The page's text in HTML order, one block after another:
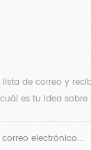
de correo y
es tu idea sobre